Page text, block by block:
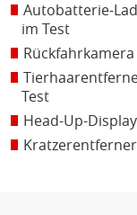
Autobatterie-
im Test
Test
Head-Up-